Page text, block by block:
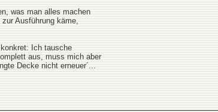
was man alles machen
Ausführung käme,
Ich tausche
aus, muss mich aber
Decke nicht erneuer´...